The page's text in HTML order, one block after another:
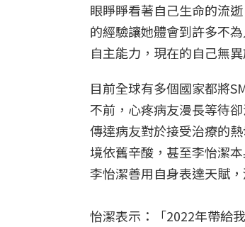
眼睜睜看著自己生命的流
的經驗讓她體會到許多不
自主能力，現在的自己無
目前全球有多個國家都將
不前，心疼病友漫長等待
傳達病友對於接受治療的
境依舊辛酸，甚至李怡潔
李怡潔善用自身表達天賦
怡潔表示：「2022年帶給